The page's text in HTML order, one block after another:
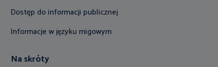
Dostęp do informacji publicznej
Informacje w języku migowym
Na skróty